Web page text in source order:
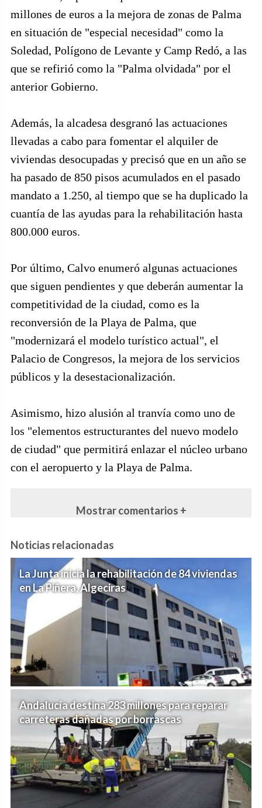
millones de euros a la mejora de zonas de Palma
en situación de "especial necesidad" como la
Soledad, Polígono de Levante y Camp Redó, a las
que se refirió como la "Palma olvidada" por el
anterior Gobierno.
Además, la alcadesa desgranó las actuaciones
llevadas a cabo para fomentar el alquiler de
viviendas desocupadas y precisó que en un año se
ha pasado de 850 pisos acumulados en el pasado
mandato a 1.250, al tiempo que se ha duplicado la
cuantía de las ayudas para la rehabilitación hasta
800.000 euros.
Por último, Calvo enumeró algunas actuaciones
que siguen pendientes y que deberán aumentar la
competitividad de la ciudad, como es la
reconversión de la Playa de Palma, que
"modernizará el modelo turístico actual", el
Palacio de Congresos, la mejora de los servicios
públicos y la desestacionalización.
Asimismo, hizo alusión al tranvía como uno de
los "elementos estructurantes del nuevo modelo
de ciudad" que permitirá enlazar el núcleo urbano
con el aeropuerto y la Playa de Palma.
Mostrar comentarios +
Noticias relacionadas
La Junta inicia la rehabilitación de 84 viviendas
en La Piñera, Algeciras
Andalucía destina 283 millones para reparar
carreteras dañadas por borrascas